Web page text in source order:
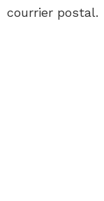
courrier postal.